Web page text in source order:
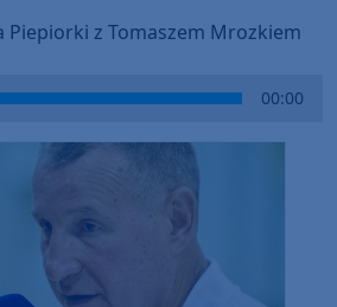
Piepiorki z Tomaszem Mrozkiem
00:00